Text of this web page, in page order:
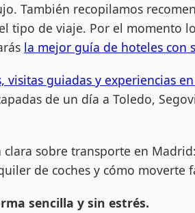
También recopilamos
tipo de viaje. Por el momento
la mejor guía de hoteles con
visitas guiadas y experiencias
de un día a Toledo,
sobre transporte en
de coches y cómo moverte
sencilla y sin estrés.